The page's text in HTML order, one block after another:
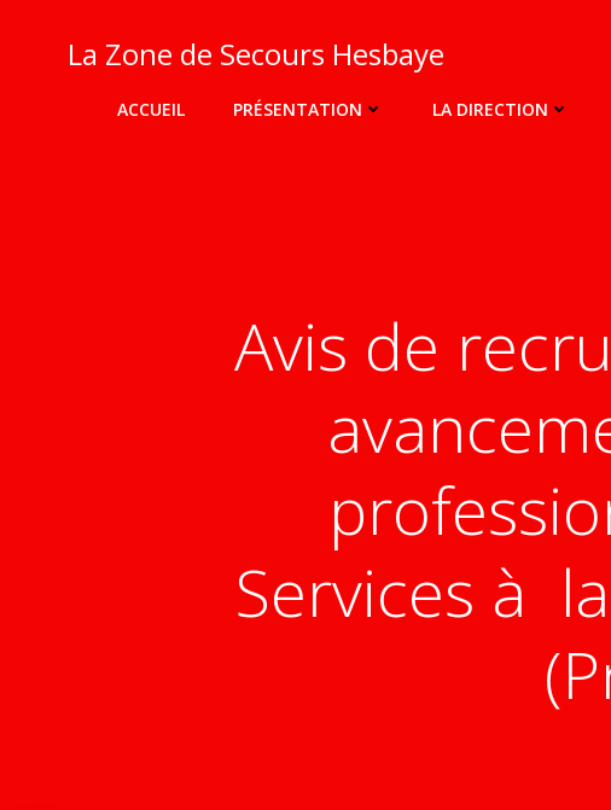
contenuLa Zone de Secours Hesbaye
ACCUEIL PRÉSENTATION LA DIRECTION
Avis de
Services à